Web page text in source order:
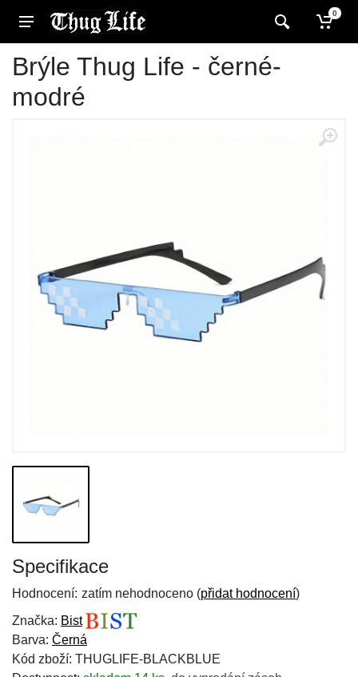
0
Brýle Thug Life - černé-
modré
Specifikace
Hodnocení: zatím nehodnoceno (přidat hodnocení)
Značka: Bist
Barva: Černá
Kód zboží: THUGLIFE-BLACKBLUE